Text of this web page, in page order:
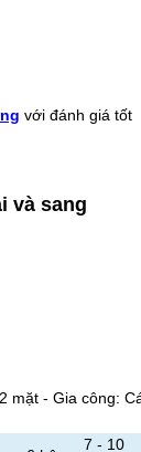
với đánh giá tốt
và sang
mặt - Gia công:
7 - 10